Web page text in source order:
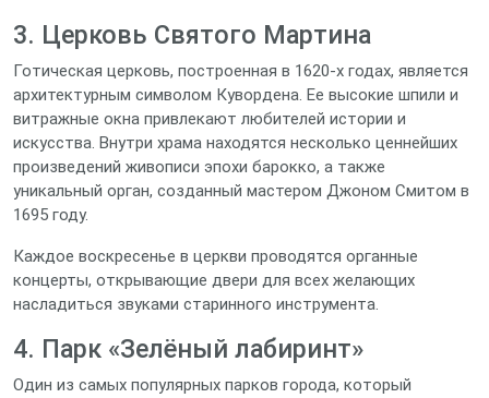
3. Церковь Святого Мартина
Готическая церковь, построенная в 1620‑х годах, является
архитектурным символом Куворденa. Ее высокие шпили и
витражные окна привлекают любителей истории и
искусства. Внутри храма находятся несколько ценнейших
произведений живописи эпохи барокко, а также
уникальный орган, созданный мастером Джоном Смитом в
1695 году.
Каждое воскресенье в церкви проводятся органные
концерты, открывающие двери для всех желающих
насладиться звуками старинного инструмента.
4. Парк «Зелёный лабиринт»
Один из самых популярных парков города, который